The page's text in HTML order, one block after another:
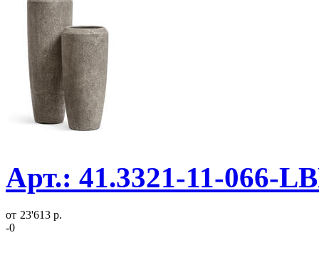
Арт.: 41.3321-11-066-
от 23'613 р.
-0